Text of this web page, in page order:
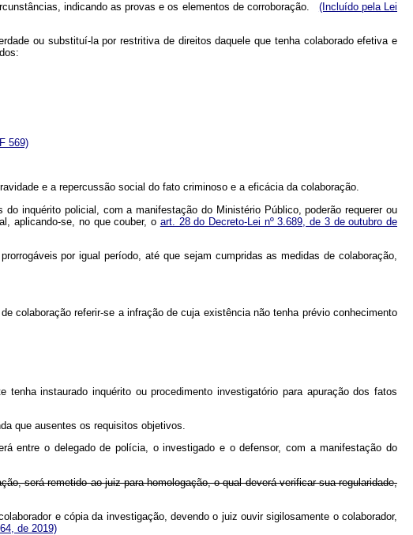
indicando as provas e os elementos de corroboração. (Incluído pela Lei
ou substituí-la por restritiva de direitos daquele que tenha colaborado efetiva e
569)
e a repercussão social do fato criminoso e a eficácia da colaboração.
inquérito policial, com a manifestação do Ministério Público, poderão requerer ou
aplicando-se, no que couber, o art. 28 do Decreto-Lei nº 3.689, de 3 de outubro de
por igual período, até que sejam cumpridas as medidas de colaboração,
colaboração referir-se a infração de cuja existência não tenha prévio conhecimento
instaurado inquérito ou procedimento investigatório para apuração dos fatos
que ausentes os requisitos objetivos.
entre o delegado de polícia, o investigado e o defensor, com a manifestação do
será remetido ao juiz para homologação, o qual deverá verificar sua regularidade,
e cópia da investigação, devendo o juiz ouvir sigilosamente o colaborador,
de 2019)